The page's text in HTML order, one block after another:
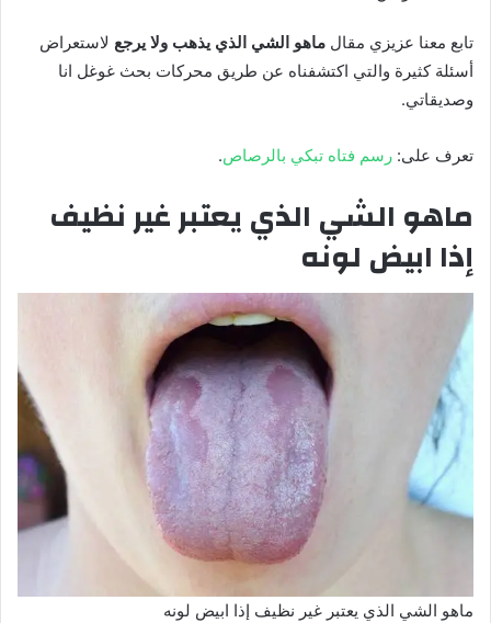
تابع معنا عزيزي مقال ماهو الشي الذي يذهب ولا يرجع لاستعراض
أسئلة كثيرة والتي اكتشفناه عن طريق محركات بحث غوغل انا
وصديقاتي.
تعرف على: رسم فتاه تبكي بالرصاص.
ماهو الشي الذي يعتبر غير نظيف
إذا ابيض لونه
ماهو الشي الذي يعتبر غير نظيف إذا ابيض لونه